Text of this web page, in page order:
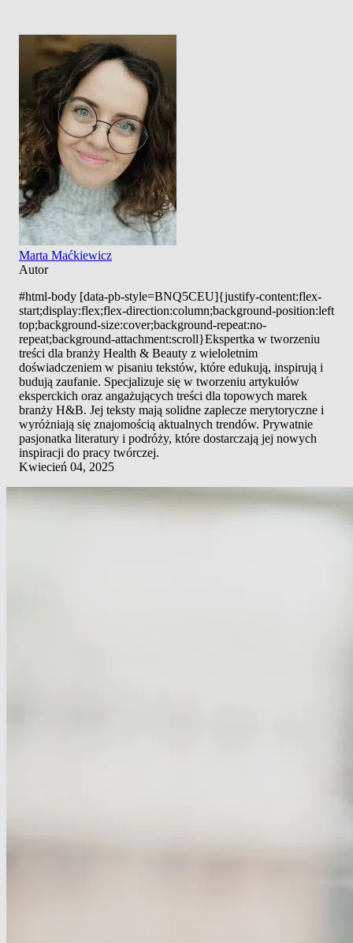
Marta Maćkiewicz
Autor
#html-body [data-pb-style=BNQ5CEU]{justify-content:flex-
start;display:flex;flex-direction:column;background-position:left
top;background-size:cover;background-repeat:no-
repeat;background-attachment:scroll}Ekspertka w tworzeniu
treści dla branży Health & Beauty z wieloletnim
doświadczeniem w pisaniu tekstów, które edukują, inspirują i
budują zaufanie. Specjalizuje się w tworzeniu artykułów
eksperckich oraz angażujących treści dla topowych marek
branży H&B. Jej teksty mają solidne zaplecze merytoryczne i
wyróżniają się znajomością aktualnych trendów. Prywatnie
pasjonatka literatury i podróży, które dostarczają jej nowych
inspiracji do pracy twórczej.
Kwiecień 04, 2025